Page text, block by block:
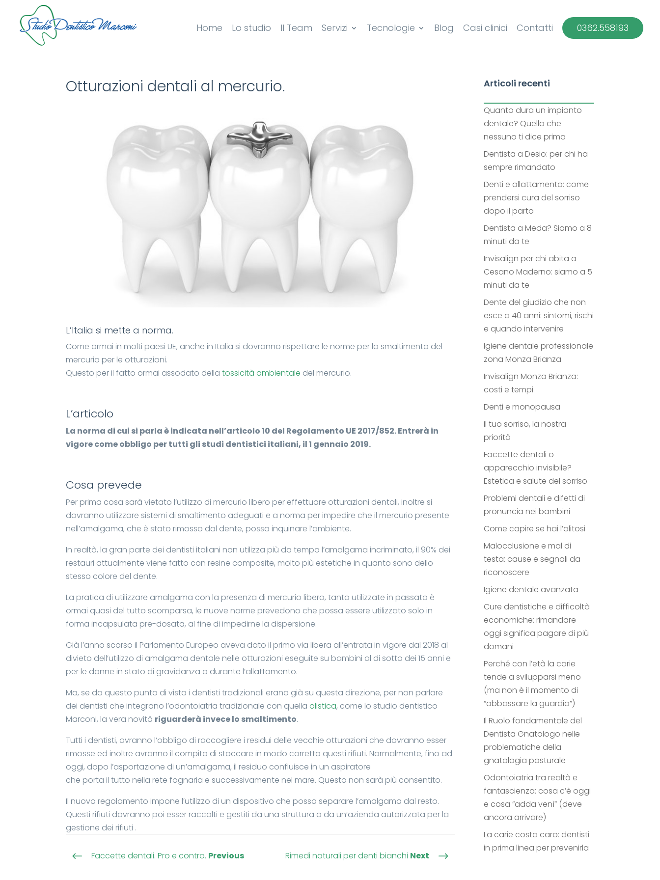
Home Lo studio Il Team Servizi Tecnologie Blog Casi clinici Contatti 0362.558193
Otturazioni dentali al mercurio.
L’Italia si mette a norma.
Come ormai in molti paesi UE, anche in Italia si dovranno rispettare le norme per lo smaltimento del
mercurio per le otturazioni.
Questo per il fatto ormai assodato dellatossicità ambientale del mercurio.
L’articolo
La norma di cui si parla è indicata nell’articolo 10 del Regolamento UE 2017/852. Entrerà in
vigore come obbligo per tutti gli studi dentistici italiani, il 1 gennaio 2019.
Cosa prevede
Per prima cosa sarà vietato l’utilizzo di mercurio libero per effettuare otturazioni dentali, inoltre si
dovranno utilizzare sistemi di smaltimento adeguati e a norma per impedire che il mercurio presente
nell’amalgama, che è stato rimosso dal dente, possa inquinare l’ambiente.
In realtà, la gran parte dei dentisti italiani non utilizza più da tempo l’amalgama incriminato, il 90% dei
restauri attualmente viene fatto con resine composite, molto più estetiche in quanto sono dello
stesso colore del dente.
La pratica di utilizzare amalgama con la presenza di mercurio libero, tanto utilizzate in passato è
ormai quasi del tutto scomparsa, le nuove norme prevedono che possa essere utilizzato solo in
forma incapsulata pre-dosata, al fine di impedirne la dispersione.
Già l’anno scorso il Parlamento Europeo aveva dato il primo via libera all’entrata in vigore dal 2018 al
divieto dell’utilizzo di amalgama dentale nelle otturazioni eseguite su bambini al di sotto dei 15 anni e
per le donne in stato di gravidanza o durante l’allattamento.
Ma, se da questo punto di vista i dentisti tradizionali erano già su questa direzione, per non parlare
dei dentisti che integrano l’odontoiatria tradizionale con quellaolistica, come lo studio dentistico
Marconi, la vera novità riguarderà invece lo smaltimento.
Tutti i dentisti, avranno l’obbligo di raccogliere i residui delle vecchie otturazioni che dovranno esser
rimosse ed inoltre avranno il compito di stoccare in modo corretto questi rifiuti. Normalmente, fino ad
oggi, dopo l’asportazione di un’amalgama, il residuo confluisce in un aspiratore
che porta il tutto nella rete fognaria e successivamente nel mare. Questo non sarà più consentito.
Il nuovo regolamento impone l’utilizzo di un dispositivo che possa separare l’amalgama dal resto.
Questi rifiuti dovranno poi esser raccolti e gestiti da una struttura o da un’azienda autorizzata per la
gestione dei rifiuti .
# Faccette dentali. Pro e contro. Previous Rimedi naturali per denti bianchi Next $
Articoli recenti
Quanto dura un impianto
dentale? Quello che
nessuno ti dice prima
Dentista a Desio: per chi ha
sempre rimandato
Denti e allattamento: come
prendersi cura del sorriso
dopo il parto
Dentista a Meda? Siamo a 8
minuti da te
Invisalign per chi abita a
Cesano Maderno: siamo a 5
minuti da te
Dente del giudizio che non
esce a 40 anni: sintomi, rischi
e quando intervenire
Igiene dentale professionale
zona Monza Brianza
Invisalign Monza Brianza:
costi e tempi
Denti e monopausa
Il tuo sorriso, la nostra
priorità
Faccette dentali o
apparecchio invisibile?
Estetica e salute del sorriso
Problemi dentali e difetti di
pronuncia nei bambini
Come capire se hai l’alitosi
Malocclusione e mal di
testa: cause e segnali da
riconoscere
Igiene dentale avanzata
Cure dentistiche e difficoltà
economiche: rimandare
oggi significa pagare di più
domani
Perché con l’età la carie
tende a svilupparsi meno
(ma non è il momento di
“abbassare la guardia”)
Il Ruolo fondamentale del
Dentista Gnatologo nelle
problematiche della
gnatologia posturale
Odontoiatria tra realtà e
fantascienza: cosa c’è oggi
e cosa “adda venì” (deve
ancora arrivare)
La carie costa caro: dentisti
in prima linea per prevenirla